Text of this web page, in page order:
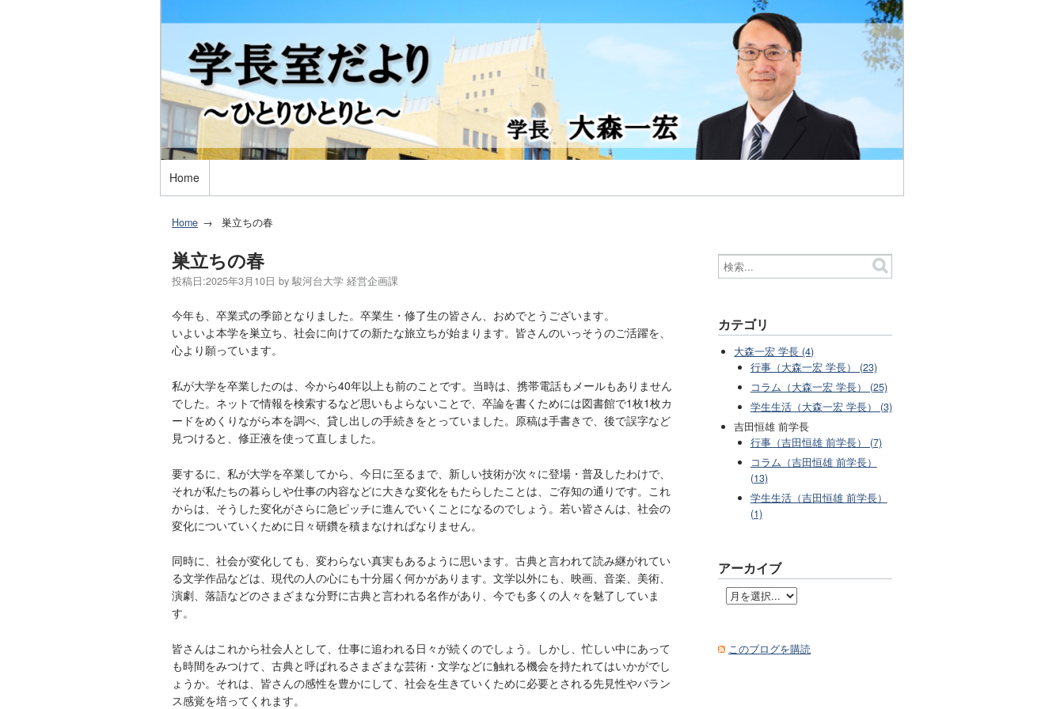
Home
Home 巣立ちの春
巣立ちの春
投稿日:2025年3月10日 by 駿河台大学 経営企画課
今年も、卒業式の季節となりました。卒業生・修了生の皆さん、おめでとうございます。
いよいよ本学を巣立ち、社会に向けての新たな旅立ちが始まります。皆さんのいっそうのご活躍を、
心より願っています。
私が大学を卒業したのは、今から40年以上も前のことです。当時は、携帯電話もメールもありません
でした。ネットで情報を検索するなど思いもよらないことで、卒論を書くためには図書館で1枚1枚カ
ードをめくりながら本を調べ、貸し出しの手続きをとっていました。原稿は手書きで、後で誤字など
見つけると、修正液を使って直しました。
要するに、私が大学を卒業してから、今日に至るまで、新しい技術が次々に登場・普及したわけで、
それが私たちの暮らしや仕事の内容などに大きな変化をもたらしたことは、ご存知の通りです。これ
からは、そうした変化がさらに急ピッチに進んでいくことになるのでしょう。若い皆さんは、社会の
変化についていくために日々研鑽を積まなければなりません。
同時に、社会が変化しても、変わらない真実もあるように思います。古典と言われて読み継がれてい
る文学作品などは、現代の人の心にも十分届く何かがあります。文学以外にも、映画、音楽、美術、
演劇、落語などのさまざまな分野に古典と言われる名作があり、今でも多くの人々を魅了していま
す。
皆さんはこれから社会人として、仕事に追われる日々が続くのでしょう。しかし、忙しい中にあって
も時間をみつけて、古典と呼ばれるさまざまな芸術・文学などに触れる機会を持たれてはいかがでし
ょうか。それは、皆さんの感性を豊かにして、社会を生きていくために必要とされる先見性やバラン
ス感覚を培ってくれます。
カテゴリ
大森一宏 学長 (4)
行事（大森一宏 学長） (23)
コラム（大森一宏 学長） (25)
学生生活（大森一宏 学長） (3)
吉田恒雄 前学長
行事（吉田恒雄 前学長） (7)
コラム（吉田恒雄 前学長）
(13)
学生生活（吉田恒雄 前学長）
(1)
アーカイブ
このブログを購読